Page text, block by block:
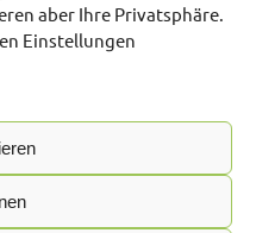
aber Ihre Privatsphäre.
Einstellungen